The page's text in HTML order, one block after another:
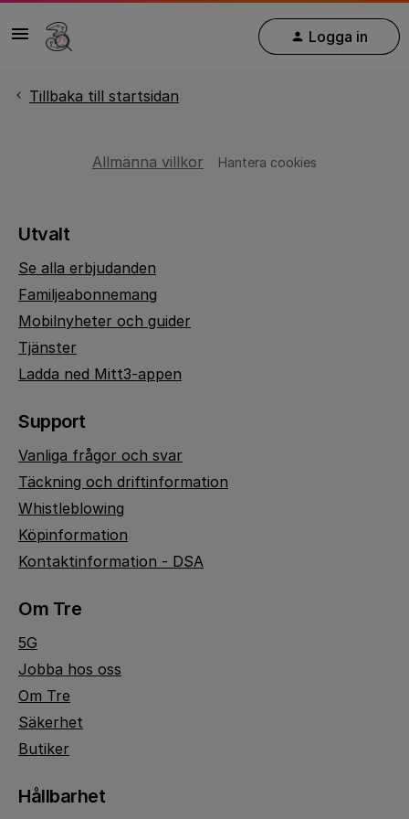
Logga in
Tillbaka till startsidan
Allmänna villkor Hantera cookies
Utvalt
Se alla erbjudanden
Familjeabonnemang
Mobilnyheter och guider
Tjänster
Ladda ned Mitt3-appen
Support
Vanliga frågor och svar
Täckning och driftinformation
Whistleblowing
Köpinformation
Kontaktinformation - DSA
Om Tre
5G
Jobba hos oss
Om Tre
Säkerhet
Butiker
Hållbarhet